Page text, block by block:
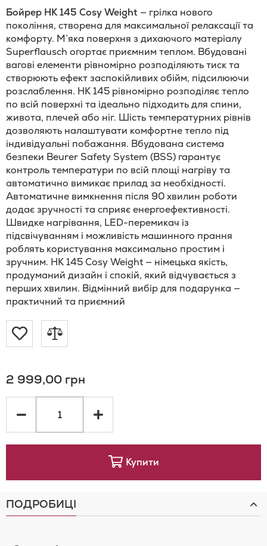
Бойрер HK 145 Cosy Weight — грілка нового
покоління, створена для максимальної релаксації та
комфорту. М’яка поверхня з дихаючого матеріалу
Superflausch огортає приємним теплом. Вбудовані
вагові елементи рівномірно розподіляють тиск та
створюють ефект заспокійливих обійм, підсилюючи
розслаблення. HK 145 рівномірно розподіляє тепло
по всій поверхні та ідеально підходить для спини,
живота, плечей або ніг. Шість температурних рівнів
дозволяють налаштувати комфортне тепло під
індивідуальні побажання. Вбудована система
безпеки Beurer Safety System (BSS) гарантує
контроль температури по всій площі нагріву та
автоматично вимикає прилад за необхідності.
Автоматичне вимкнення після 90 хвилин роботи
додає зручності та сприяє енергоефективності.
Швидке нагрівання, LED-перемикач із
підсвічуванням і можливість машинного прання
роблять користування максимально простим і
зручним. HK 145 Cosy Weight — німецька якість,
продуманий дизайн і спокій, який відчувається з
перших хвилин. Відмінний вибір для подарунка —
практичний та приємний
Додати
Списку
Бажань
Додати
порівняння
2 999,00 грн
Купити
ПОДРОБИЦІ